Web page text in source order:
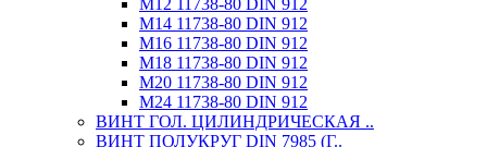
М12 11738-80 DIN 912
М14 11738-80 DIN 912
М16 11738-80 DIN 912
М18 11738-80 DIN 912
М20 11738-80 DIN 912
М24 11738-80 DIN 912
ВИНТ ГОЛ. ЦИЛИНДРИЧЕСКАЯ ..
ВИНТ ПОЛУКРУГ DIN 7985 (Г..